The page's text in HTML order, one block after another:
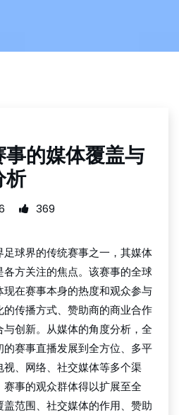
的媒体覆盖与
析
369
球界的传统赛事之一，其媒体
方关注的焦点。该赛事的全球
在赛事本身的热度和观众参与
传播方式、赞助商的商业合作
创新。从媒体的角度分析，全
赛事直播发展到全方位、多平
、网络、社交媒体等多个渠
事的观众群体得以扩展至全
范围、社交媒体的作用、赞助